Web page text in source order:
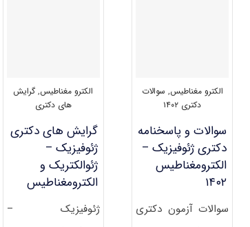
الکترو مغناطیس, سوالات
دکتری ۱۴۰۲
سوالات و پاسخنامه
دکتری ژئوفیزیک –
الکترومغناطیس
۱۴۰۲
سوالات آزمون دکتری
الکترو مغناطیس, گرایش
های دکتری
گرایش های دکتری
ژﺋﻮﻓﻴﺰیک –
ژﺋﻮالکتریک و
اﻟﻜﺘﺮوﻣﻐﻨﺎﻃﻴﺲ
ژئوفیزیک –